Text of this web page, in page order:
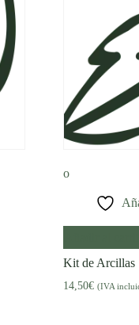
Kit de Arcillas
14,50€ (IVA